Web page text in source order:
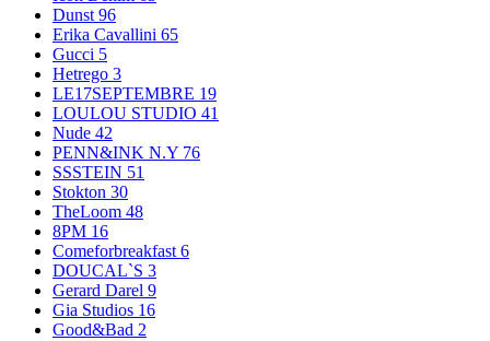
Dunst 96
Erika Cavallini 65
Gucci 5
Hetrego 3
LE17SEPTEMBRE 19
LOULOU STUDIO 41
Nude 42
PENN&INK N.Y 76
SSSTEIN 51
Stokton 30
TheLoom 48
8PM 16
Comeforbreakfast 6
DOUCAL`S 3
Gerard Darel 9
Gia Studios 16
Good&Bad 2